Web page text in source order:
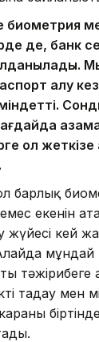
биометрия
де, банк
алу
қол
барлық
екенін
жүйесі кей
мұндай
тәжірибеге
таңдау мен